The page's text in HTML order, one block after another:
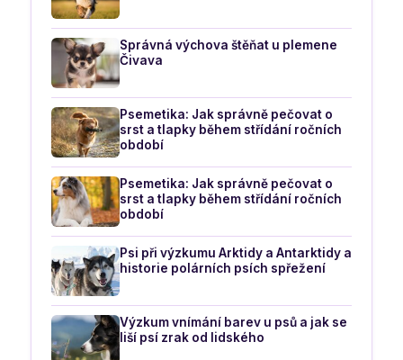
Správná výchova štěňat u plemene
Čivava
Psemetika: Jak správně pečovat o
srst a tlapky během střídání ročních
období
Psemetika: Jak správně pečovat o
srst a tlapky během střídání ročních
období
Psi při výzkumu Arktidy a Antarktidy a
historie polárních psích spřežení
Výzkum vnímání barev u psů a jak se
liší psí zrak od lidského